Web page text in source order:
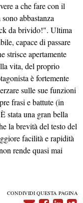
a che fare con il
abbastanza
da brivido!". Ultima
capace di passare
strisce apertamente
vita, del proprio
è fortemente
sulle sue funzioni
frasi e battute (in
stata una gran bella
la brevità del testo del
facilità e rapidità
rende quasi mai
CONDIVIDI QUESTA PAGINA